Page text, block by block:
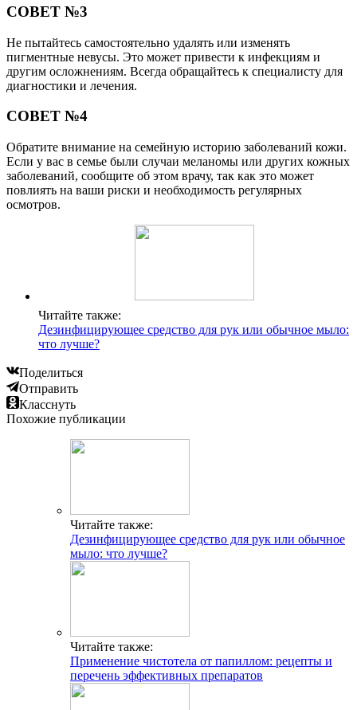
СОВЕТ №3
Не пытайтесь самостоятельно удалять или изменять
пигментные невусы. Это может привести к инфекциям и
другим осложнениям. Всегда обращайтесь к специалисту для
диагностики и лечения.
СОВЕТ №4
Обратите внимание на семейную историю заболеваний кожи.
Если у вас в семье были случаи меланомы или других кожных
заболеваний, сообщите об этом врачу, так как это может
повлиять на ваши риски и необходимость регулярных
осмотров.
Читайте также:
Дезинфицирующее средство для рук или обычное мыло:
что лучше?
Поделиться
Отправить
Класснуть
Похожие публикации
Читайте также:
Дезинфицирующее средство для рук или обычное
мыло: что лучше?
Читайте также:
Применение чистотела от папиллом: рецепты и
перечень эффективных препаратов